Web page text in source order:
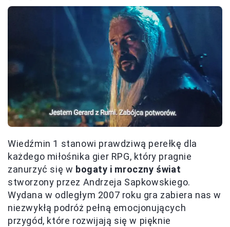
Wiedźmin 1 stanowi prawdziwą perełkę dla
każdego miłośnika gier RPG, który pragnie
zanurzyć się w bogaty i mroczny świat
stworzony przez Andrzeja Sapkowskiego.
Wydana w odległym 2007 roku gra zabiera nas w
niezwykłą podróż pełną emocjonujących
przygód, które rozwijają się w pięknie